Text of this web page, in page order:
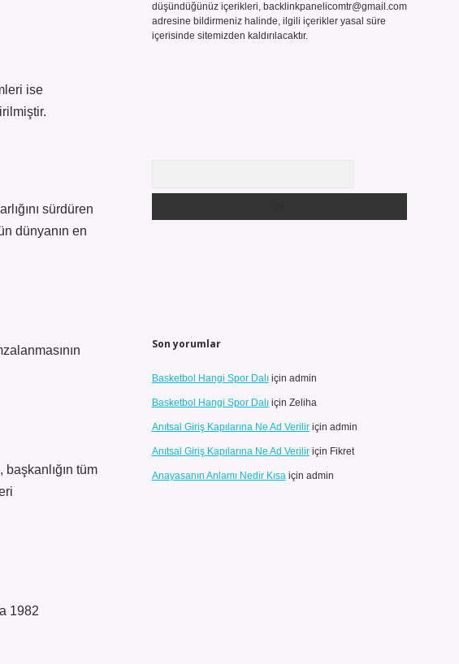
ise
sürdüren
dünyanın en
tüm
1982
düşündüğünüz içerikleri, backlinkpanelicomtr@gmail.com
adresine bildirmeniz halinde, ilgili içerikler yasal süre
içerisinde sitemizden kaldırılacaktır.
Son yorumlar
Basketbol Hangi Spor Dalıiçin admin
Basketbol Hangi Spor Dalıiçin Zeliha
Anıtsal Giriş Kapılarına Ne Ad Veriliriçin admin
Anıtsal Giriş Kapılarına Ne Ad Veriliriçin Fikret
Anayasanın Anlamı Nedir Kısaiçin admin